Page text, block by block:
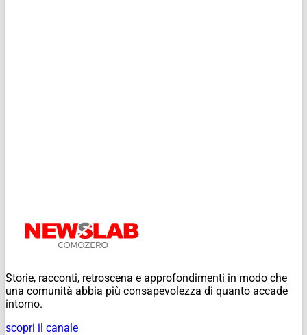
Storie, racconti, retroscena e approfondimenti in modo che
una comunità abbia più consapevolezza di quanto accade
intorno.
scopri il canale